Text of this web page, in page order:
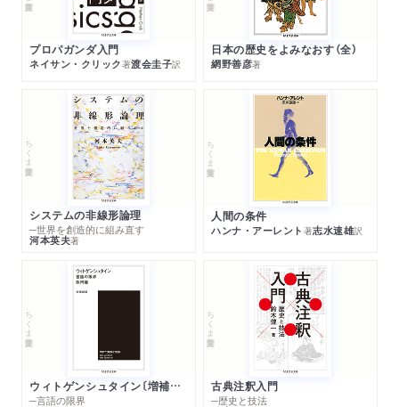
プロパガンダ入門
ネイサン・クリック著渡会圭子訳
日本の歴史をよみなおす（全）
網野善彦著
ちくま学芸文庫
システムの非線形論理
─世界を創造的に組み直す
河本英夫著
ちくま学芸文庫
人間の条件
ハンナ・アーレント 著志水速雄訳
ちくま学芸文庫
ウィトゲンシュタイン〔増補新版〕
─言語の限界
ちくま学芸文庫
古典注釈入門
─歴史と技法